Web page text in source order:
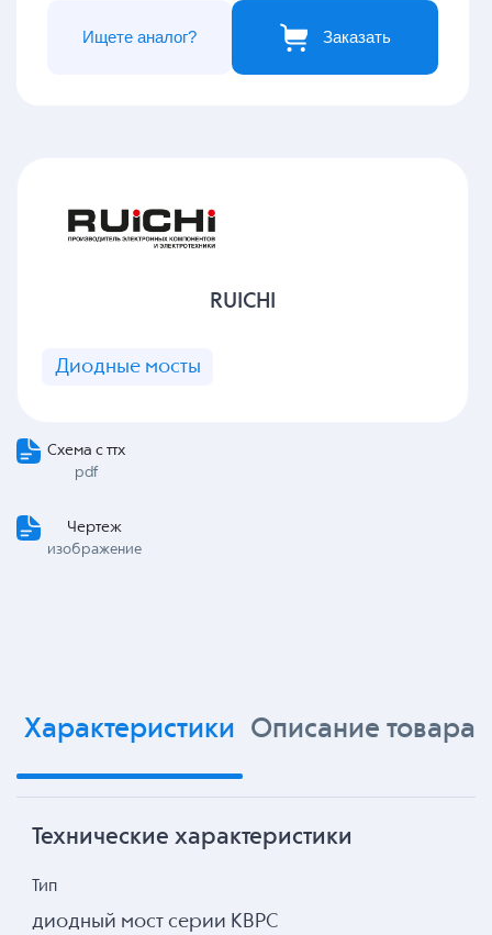
Заказать
Ищете аналог?
RUICHI
Диодные мосты
Схема с ттх
pdf
Чертеж
изображение
Характеристики Описание товара
Технические характеристики
Тип
диодный мост серии KBPC